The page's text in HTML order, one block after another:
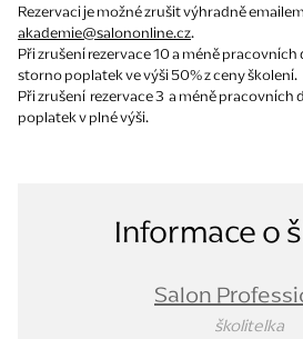
Rezervaci je možné zrušit výhradně
akademie@salononline.cz.
Při zrušení rezervace 10 a méně
storno poplatek ve výši 50% z ceny školení.
Při zrušení rezervace 3 a méně
poplatek v plné výši.
Informace o
Salon
školitelka